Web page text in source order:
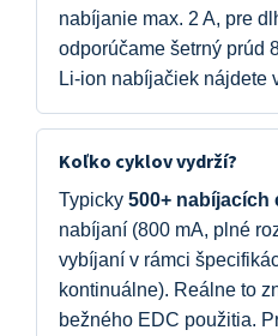
nabíjanie max. 2 A, pre
odporúčame šetrný prúd
Li-ion nabíjačiek nájdete
Koľko cyklov vydrží?
Typicky 500+ nabíjacích
nabíjaní (800 mA, plné
vybíjaní v rámci
kontinuálne). Reálne to
bežného EDC použitia.